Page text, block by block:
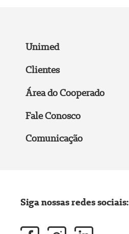
Unimed
Clientes
Área do Cooperado
Fale Conosco
Comunicação
Siga nossas redes sociais: